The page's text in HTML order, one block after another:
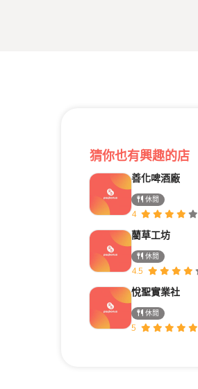
猜你也有興趣的店
善化啤酒廠
休閒
4
藺草工坊
休閒
4.5
悅聖實業社
休閒
5